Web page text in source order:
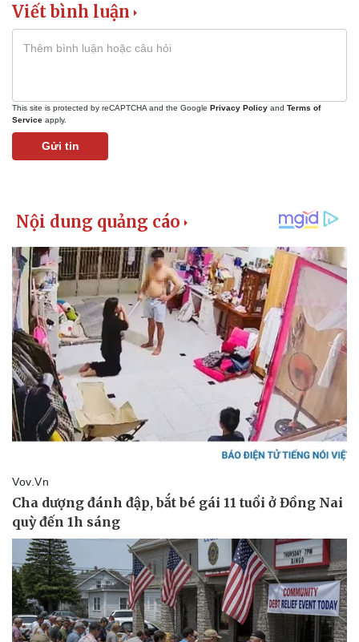
Viết bình luận
This site is protected by reCAPTCHA and the Google Privacy Policy and Terms of
Service apply.
Gửi tin